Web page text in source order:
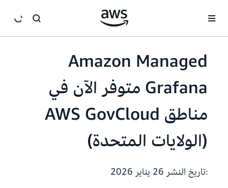
Amazon Managed
Grafana متوفر الآن في
مناطق AWS GovCloud
(الولايات المتحدة)
:تاريخ النشر